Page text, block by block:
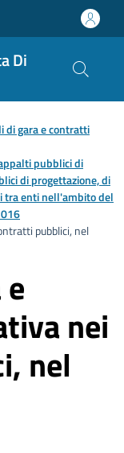
Di
di gara e contratti
pubblici di
di progettazione, di
tra enti nell'ambito del
pubblici, nel
nei
nel